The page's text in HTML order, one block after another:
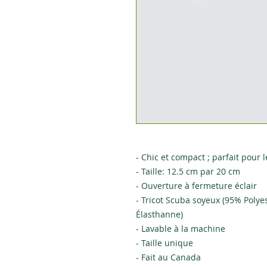
- Chic et compact ; parfait pour
- Taille: 12.5 cm par 20 cm
- Ouverture à fermeture éclair
- Tricot Scuba soyeux (95%
Élasthanne)
- Lavable à la machine
- Taille unique
- Fait au Canada